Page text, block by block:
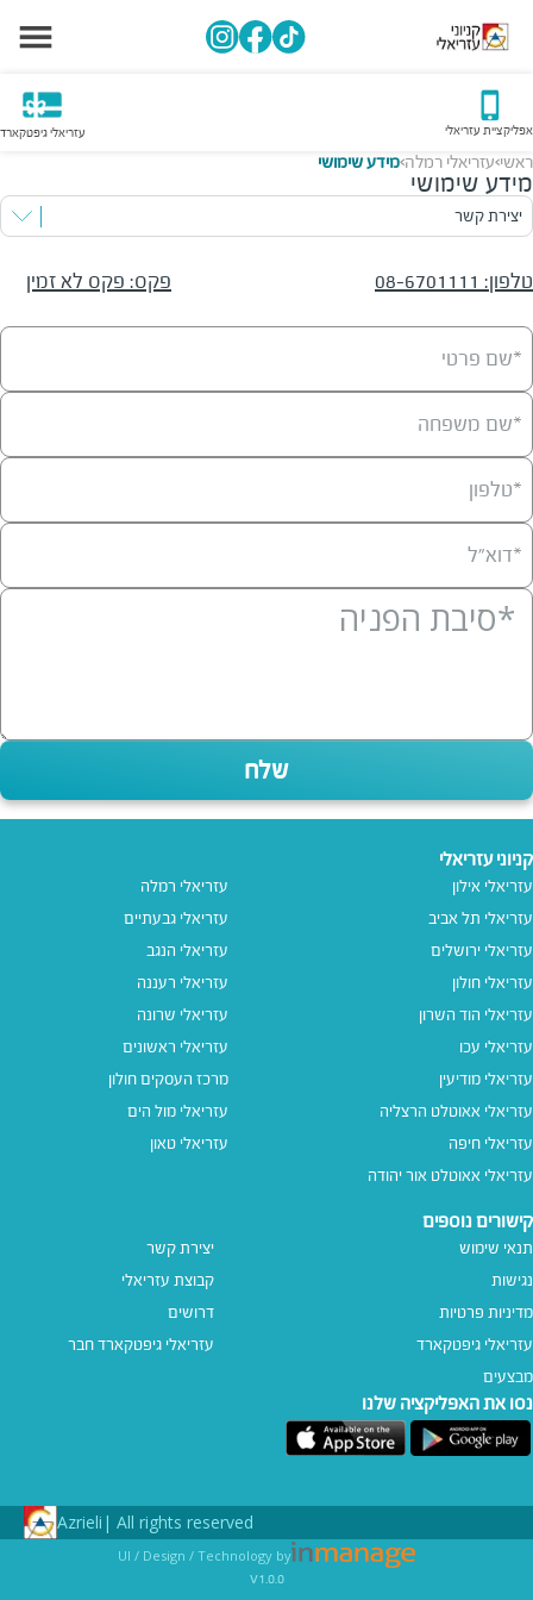
אפליקציית עזריאלי עזריאלי גיפטקארד
ראשי>עזריאלי רמלה>מידע שימושי
מידע שימושי
יצירת קשר
טלפון:
08-6701111 פקס: פקס לא זמין
*שם פרטי
*שם משפחה
*טלפון
*דוא”ל
שלח
קניוני עזריאלי
עזריאלי אילון
עזריאלי תל אביב
עזריאלי ירושלים
עזריאלי חולון
עזריאלי הוד השרון
עזריאלי עכו
עזריאלי מודיעין
עזריאלי אאוטלט הרצליה
עזריאלי חיפה
עזריאלי אאוטלט אור יהודה
עזריאלי רמלה
עזריאלי גבעתיים
עזריאלי הנגב
עזריאלי רעננה
עזריאלי שרונה
עזריאלי ראשונים
מרכז העסקים חולון
עזריאלי מול הים
עזריאלי טאון
קישורים נוספים
תנאי שימוש
נגישות
מדיניות פרטיות
עזריאלי גיפטקארד
מבצעים
יצירת קשר
קבוצת עזריאלי
דרושים
עזריאלי גיפטקארד חבר‎
נסו את האפליקציה שלנו
All rights reserved |
Azrieli
UI / Design / Technology by
v1.0.0